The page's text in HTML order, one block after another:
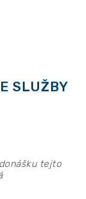
SLUŽBY
tejto